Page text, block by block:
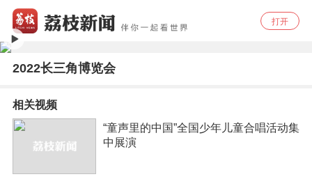
打开
2022长三角博览会
相关视频
“童声里的中国”全国少年儿童合唱活动集
中展演